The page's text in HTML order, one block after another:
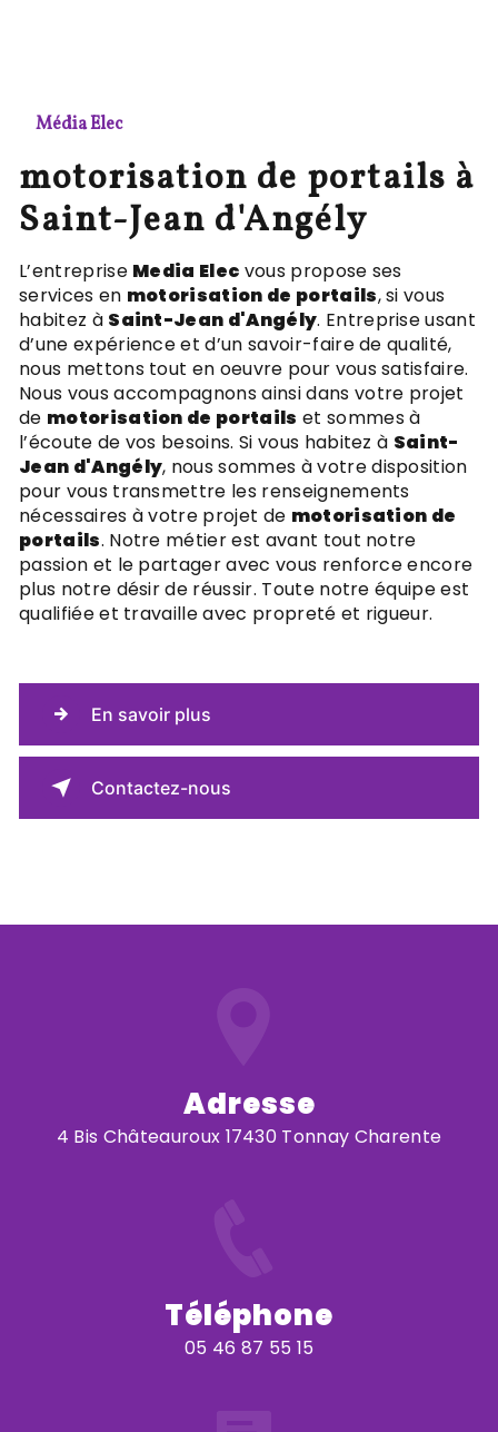
Média Elec
motorisation de portails à
Saint-Jean d'Angély
L’entreprise Media Elec vous propose ses
services en motorisation de portails, si vous
habitez à Saint-Jean d'Angély. Entreprise usant
d’une expérience et d’un savoir-faire de qualité,
nous mettons tout en oeuvre pour vous satisfaire.
Nous vous accompagnons ainsi dans votre projet
de motorisation de portails et sommes à
l’écoute de vos besoins. Si vous habitez à Saint-
Jean d'Angély, nous sommes à votre disposition
pour vous transmettre les renseignements
nécessaires à votre projet de motorisation de
portails. Notre métier est avant tout notre
passion et le partager avec vous renforce encore
plus notre désir de réussir. Toute notre équipe est
qualifiée et travaille avec propreté et rigueur.
En savoir plus
Contactez-nous
Adresse
4 Bis Châteauroux 17430 Tonnay Charente
Téléphone
05 46 87 55 15